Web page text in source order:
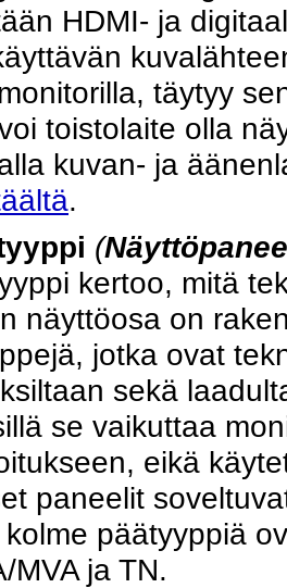
HDMI- ja
täytyy
toistolaite olla
kuvan- ja
.
(
kertoo, mitä
näyttöosa on
jotka ovat
sekä
se vaikuttaa
eikä
paneelit
päätyyppiä
MVA ja TN.